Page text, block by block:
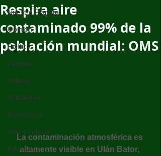
Nuestro Planeta
Opinión
Política
Ciencia
Videos
Actualidad
Entrevistas
Arte y cultura
Educación
Respira aire
contaminado 99% de la
población mundial: OMS
La contaminación atmosférica es
altamente visible en Ulán Bator,